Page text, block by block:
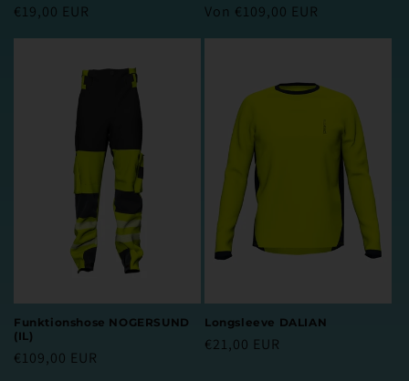
Normaler
€19,00 EUR
Normaler
Von €109,00 EUR
Funktionshose NOGERSUND
(IL)
Normaler
€109,00 EUR
Longsleeve DALIAN
Normaler
€21,00 EUR